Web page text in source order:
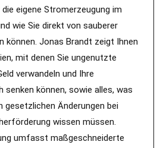
eigene Stromerzeugung im
wie Sie direkt von sauberer
können. Jonas Brandt zeigt Ihnen
mit denen Sie ungenutzte
verwandeln und Ihre
können, sowie alles, was
gesetzlichen Änderungen bei
wissen müssen.
umfasst maßgeschneiderte